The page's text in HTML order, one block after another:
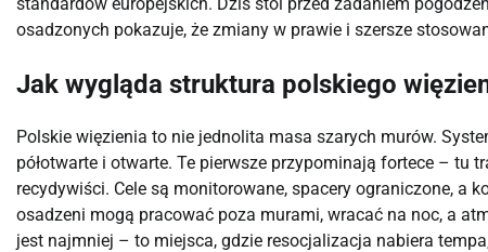
osadzonych pokazuje, że zmiany w prawie i szersze
Jak wygląda struktura polskiego
Polskie więzienia to nie jednolita masa szarych murów.
półotwarte i otwarte. Te pierwsze przypominają fortece – tu
recydywiści. Cele są monitorowane, spacery ograniczone, a
osadzeni mogą pracować poza murami, wracać na noc, a
jest najmniej – to miejsca, gdzie resocjalizacja nabiera